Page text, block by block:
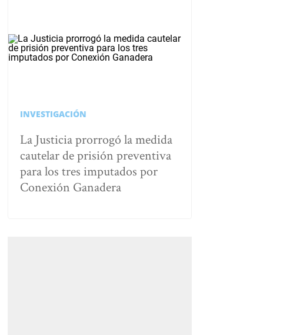
INVESTIGACIÓN
La Justicia prorrogó la medida
cautelar de prisión preventiva
para los tres imputados por
Conexión Ganadera